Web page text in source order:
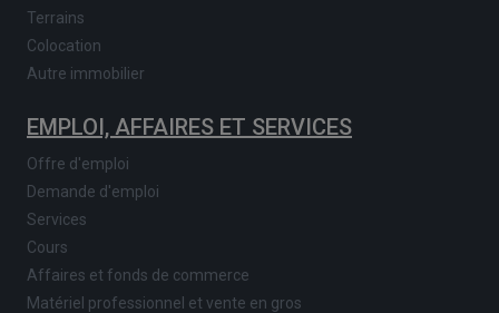
Terrains
Colocation
Autre immobilier
EMPLOI, AFFAIRES ET SERVICES
Offre d'emploi
Demande d'emploi
Services
Cours
Affaires et fonds de commerce
Matériel professionnel et vente en gros